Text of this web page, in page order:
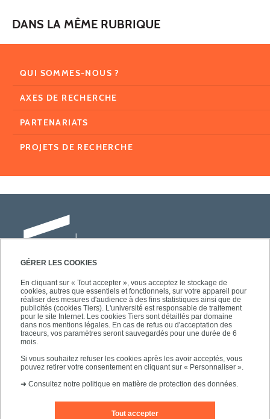
GÉRER LES COOKIES
En cliquant sur « Tout accepter », vous acceptez le stockage de
cookies, autres que essentiels et fonctionnels, sur votre appareil pour
réaliser des mesures d'audience à des fins statistiques ainsi que de
publicités (cookies Tiers). L'université est responsable de traitement
pour le site Internet. Les cookies Tiers sont détaillés par domaine
dans nos mentions légales. En cas de refus ou d'acceptation des
traceurs, vos paramètres seront sauvegardés pour une durée de 6
mois.
Si vous souhaitez refuser les cookies après les avoir acceptés, vous
pouvez retirer votre consentement en cliquant sur « Personnaliser ».
➜ Consultez notre politique en matière de protection des données.
Tout accepter
DANS LA MÊME RUBRIQUE
QUI SOMMES-NOUS ?
AXES DE RECHERCHE
PARTENARIATS
PROJETS DE RECHERCHE
Université Paris-Est Créteil
Faculté des lettres, langues et sciences
humaines
61, avenue du Général de Gaulle
94010 Créteil